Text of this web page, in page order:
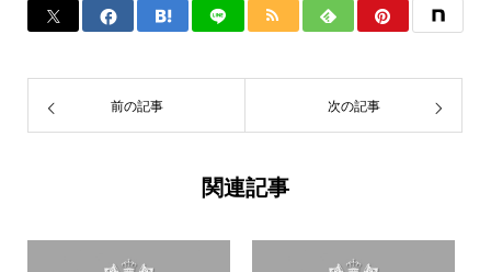
前の記事 次の記事
関連記事